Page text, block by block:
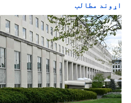
اړوند مطالب